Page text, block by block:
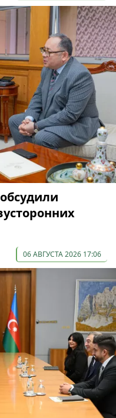
06 АВГУСТА 2026 17:06